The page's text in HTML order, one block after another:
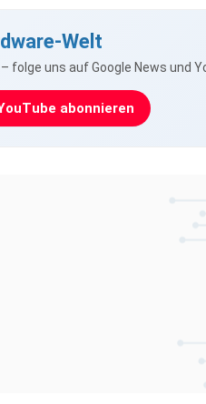
Welt
folge uns auf Google News und
abonnieren